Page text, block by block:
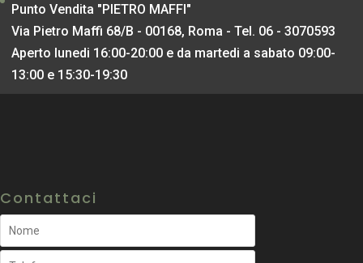
Punto Vendita "PIETRO MAFFI"
Via Pietro Maffi 68/B - 00168, Roma - Tel. 06 - 3070593
Aperto lunedi 16:00-20:00 e da martedi a sabato 09:00-
13:00 e 15:30-19:30
Contattaci